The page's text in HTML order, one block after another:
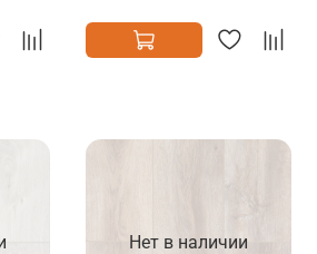
Нет в наличии